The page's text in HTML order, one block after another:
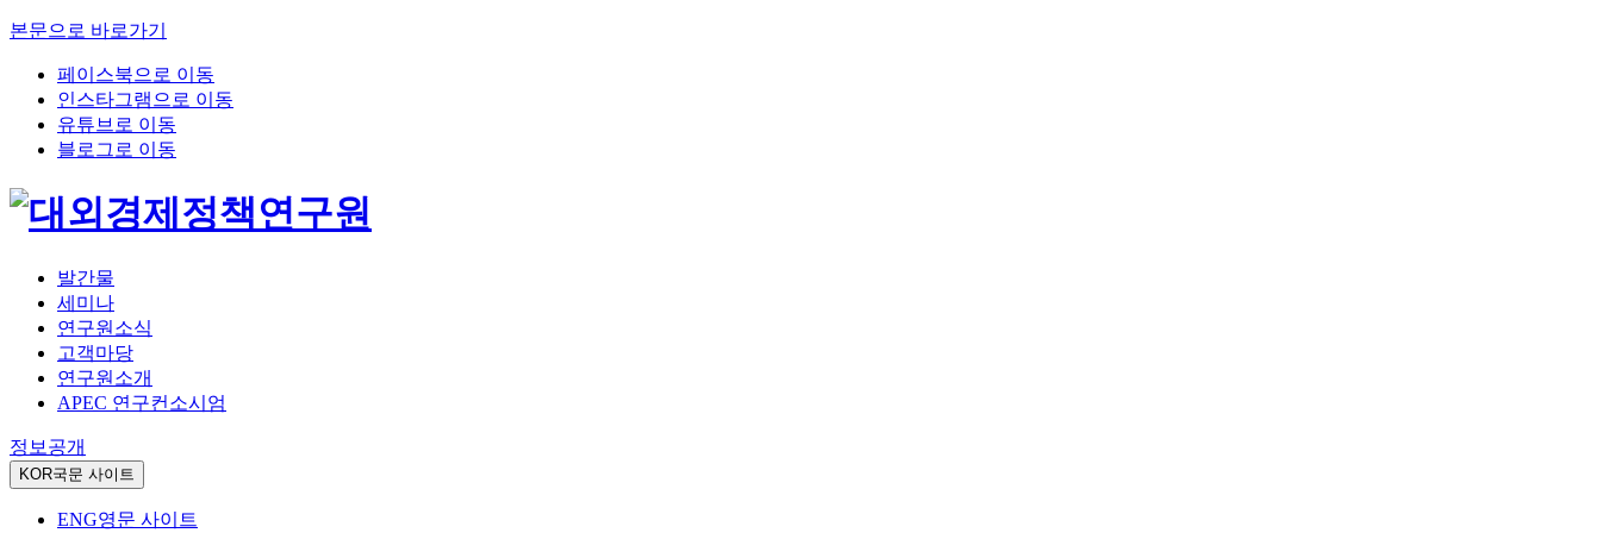
본문으로 바로가기
페이스북으로 이동
인스타그램으로 이동
유튜브로 이동
블로그로 이동
발간물
세미나
연구원소식
고객마당
연구원소개
APEC 연구컨소시엄
정보공개
KOR국문 사이트
ENG영문 사이트